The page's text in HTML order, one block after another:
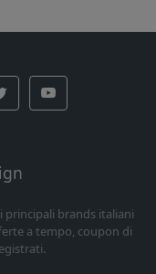
brands italiani
a tempo, coupon di